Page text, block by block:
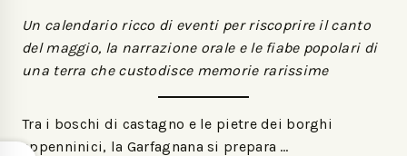
Un calendario ricco di eventi per riscoprire il canto
del maggio, la narrazione orale e le fiabe popolari di
una terra che custodisce memorie rarissime
Tra i boschi di castagno e le pietre dei borghi
appenninici, la Garfagnana si prepara …